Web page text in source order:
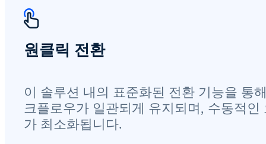
원클릭 전환
이 솔루션 내의 표준화된 전환 기능을 통
크플로우가 일관되게 유지되며, 수동적인
가 최소화됩니다.